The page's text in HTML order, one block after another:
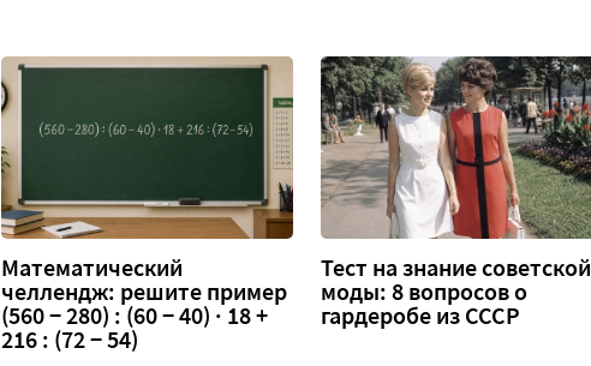
Математический
челлендж: решите пример
(560 − 280) : (60 − 40) · 18 +
216 : (72 − 54)
Тест на знание советской
моды: 8 вопросов о
гардеробе из СССР